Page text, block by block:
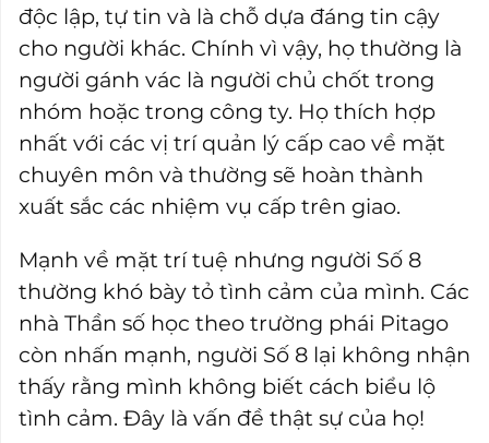
độc lập, tự tin và là chỗ dựa đáng tin cậy
cho người khác. Chính vì vậy, họ thường là
người gánh vác là người chủ chốt trong
nhóm hoặc trong công ty. Họ thích hợp
nhất với các vị trí quản lý cấp cao về mặt
chuyên môn và thường sẽ hoàn thành
xuất sắc các nhiệm vụ cấp trên giao.
Mạnh về mặt trí tuệ nhưng người Số 8
thường khó bày tỏ tình cảm của mình. Các
nhà Thần số học theo trường phái Pitago
còn nhấn mạnh, người Số 8 lại không nhận
thấy rằng mình không biết cách biểu lộ
tình cảm. Đây là vấn đề thật sự của họ!